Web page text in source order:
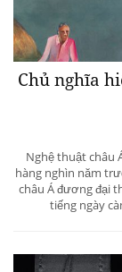
Chủ nghĩa
Nghệ thuật châu
hàng nghìn năm
châu Á đương đại
tiếng ngày